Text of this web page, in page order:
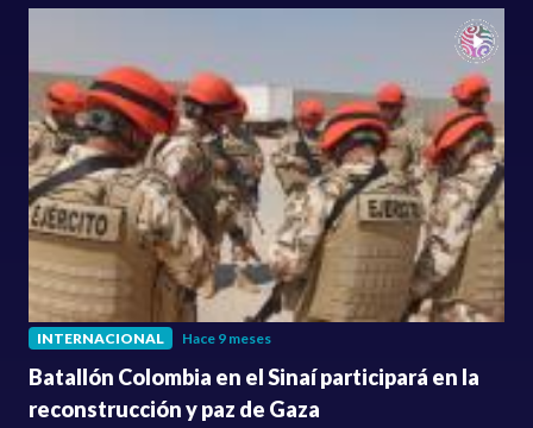
INTERNACIONAL Hace 9 meses
Batallón Colombia en el Sinaí participará en la
reconstrucción y paz de Gaza